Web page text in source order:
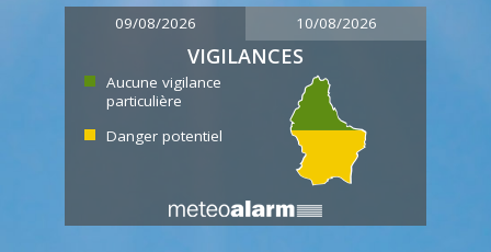
09/08/2026 10/08/2026
VIGILANCES
Aucune vigilance
particulière
Danger potentiel